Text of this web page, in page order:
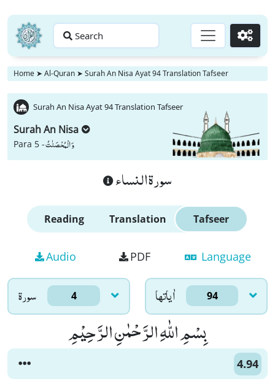
Search Go
Home ➤ Al-Quran ➤ Surah An Nisa Ayat 94 Translation Tafseer
Surah An Nisa Ayat 94 Translation Tafseer
Surah An Nisa
Para 5 -وَ الْمُحْصَنٰتُ
سورة النساء
Reading Translation Tafseer
Audio PDF Language
سورۃ 4 اٰياتها 94
بِسْمِ اللّٰهِ الرَّحْمٰنِ الرَّحِیْمِ
4.94